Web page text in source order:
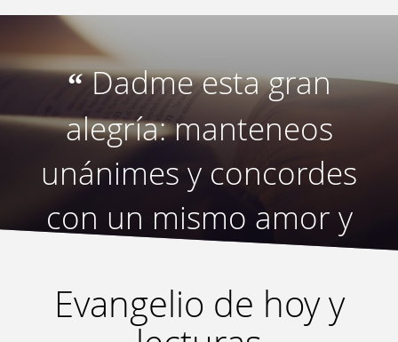
“Dadme esta gran
alegría: manteneos
unánimes y concordes
con un mismo amor y
Evangelio de hoy y